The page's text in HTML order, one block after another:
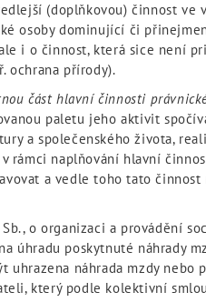
(doplňkovou) činnost ve
osoby dominující či
i o činnost, která sice není
ochrana přírody).
část hlavní činnosti
paletu jeho aktivit
a společenského života,
rámci naplňování hlavní
a vedle toho tato
o organizaci a provádění
úhradu poskytnuté náhrady
náhrada mzdy nebo
který podle kolektivní